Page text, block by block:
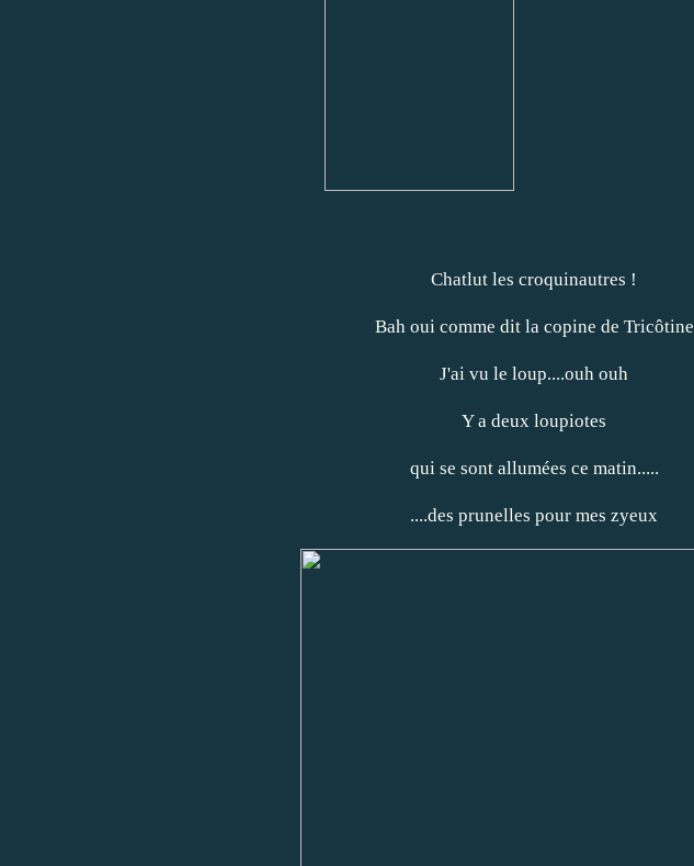
Chatlut les croquinautres !
Bah oui comme dit la copine de Tricôtine
J'ai vu le loup....ouh ouh
Y a deux loupiotes
qui se sont allumées ce matin.....
....des prunelles pour mes zyeux